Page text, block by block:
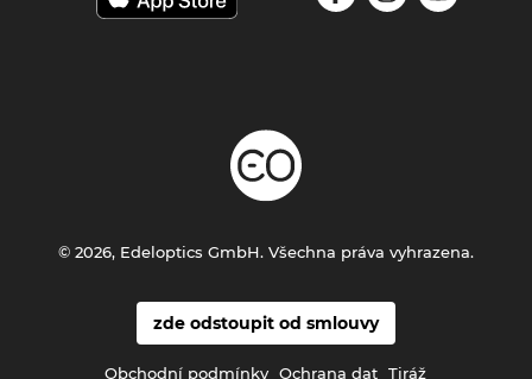
zde odstoupit od smlouvy
Obchodní podmínky Ochrana dat Tiráž
© 2026, Edeloptics GmbH. Všechna práva vyhrazena.